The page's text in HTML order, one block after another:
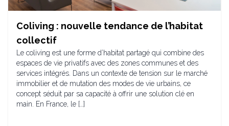
Coliving : nouvelle tendance de l’habitat
collectif
Le coliving est une forme d’habitat partagé qui combine des
espaces de vie privatifs avec des zones communes et des
services intégrés. Dans un contexte de tension sur le marché
immobilier et de mutation des modes de vie urbains, ce
concept séduit par sa capacité à offrir une solution clé en
main. En France, le […]